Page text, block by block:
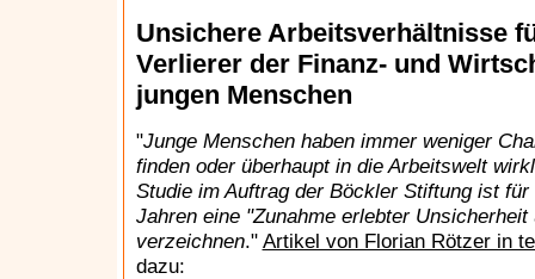
Unsichere Arbeitsverhältnisse
Verlierer der Finanz- und
jungen Menschen
"Junge Menschen haben immer weniger
finden oder überhaupt in die Arbeitswelt
Studie im Auftrag der Böckler Stiftung ist
Jahren eine "Zunahme erlebter
verzeichnen." Artikel von Florian Rötzer in
dazu: